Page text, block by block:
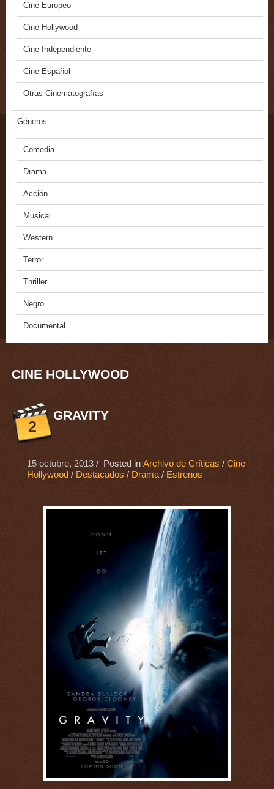
Cine Europeo
Cine Hollywood
Cine Independiente
Cine Español
Otras Cinematografías
Géneros
Comedia
Drama
Acción
Musical
Western
Terror
Thriller
Negro
Documental
CINE HOLLYWOOD
2
GRAVITY
15 octubre, 2013/ Posted in Archivo de Críticas / Cine
Hollywood / Destacados / Drama/ Estrenos